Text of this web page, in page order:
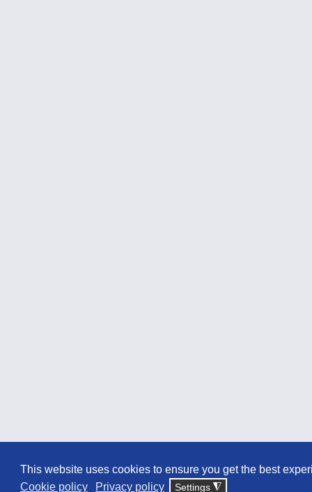
This website uses cookies to ensure you get the best
Cookie policy
Privacy policy Settings ◮